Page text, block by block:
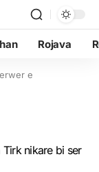
Rojava
e
nikare bi ser